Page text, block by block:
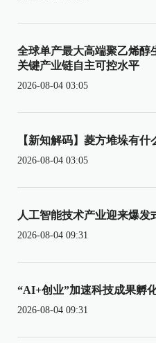
全球单产最大高端聚乙烯醇
关键产业链自主可控水平
2026-08-04 03:05
【新知解码】菱方堆垛有什
2026-08-04 03:05
人工智能技术产业迎来爆发
2026-08-04 09:31
“AI+创业”加速科技成果孵
2026-08-04 09:31